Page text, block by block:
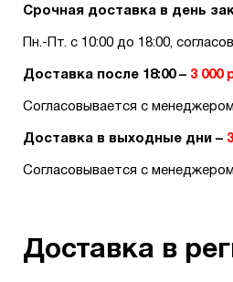
Срочная доставка в день
Пн.-Пт. с 10:00 до 18:00,
Доставка после 18:00 – 3 000
Согласовывается с
Доставка в выходные дни –
Согласовывается с
Доставка в